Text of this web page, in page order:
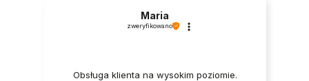
Maria
zweryfikowano
Obsługa klienta na wysokim poziomie.